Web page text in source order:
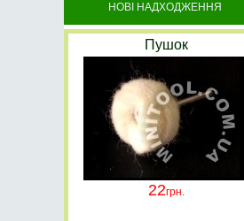
НОВІ НАДХОДЖЕННЯ
Пушок
22